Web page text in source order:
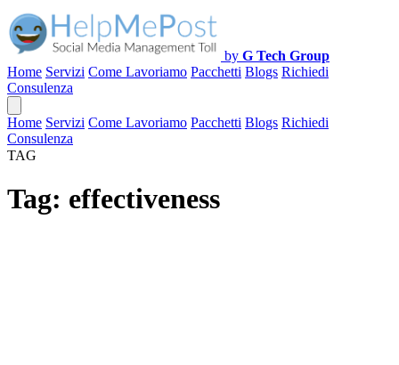
by G Tech Group
Home Servizi Come Lavoriamo Pacchetti Blogs Richiedi
Consulenza
Home Servizi Come Lavoriamo Pacchetti Blogs Richiedi
Consulenza
TAG
Tag: effectiveness